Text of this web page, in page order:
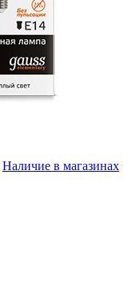
Наличие в магазинах